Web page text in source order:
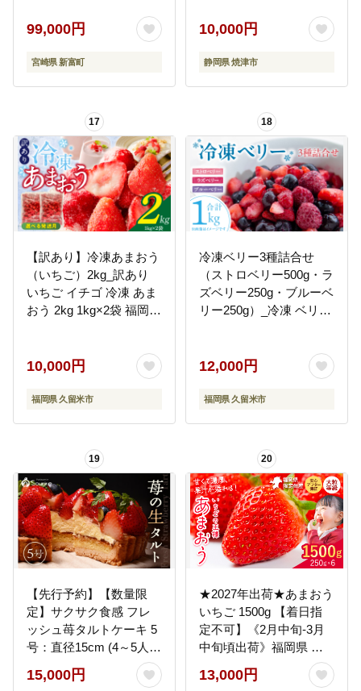
99,000円
宮崎県 新富町
10,000円
静岡県 焼津市
17
【訳あり】冷凍あまおう
（いちご）2kg_訳あり
いちご イチゴ 冷凍 あま
おう 2kg 1kg×2袋 福岡
たえ 大粒 甘み 酸味 バラ
ンス 絶妙 スムージー ジ
ャム ヨーグルト シャー
岡県 久留米市 送料無料
_Fi217
10,000円
福岡県 久留米市
18
冷凍ベリー3種詰合せ
（ストロベリー500g・ラ
ズベリー250g・ブルーベ
リー250g）_冷凍 ベリー
ルーベリー 各250g 新鮮
ジャム お菓子作り おす
すめ 使い方 いろいろ 果
せ お取り寄せグルメ 福
岡県 久留米市 送料無料
_Fx017
12,000円
福岡県 久留米市
19
【先行予約】【数量限
定】サクサク食感 フレ
ッシュ苺タルトケーキ 5
号：直径15cm (4～5人
前) 850g 【2026年12月
発送】 【いちご イチゴ
15,000円
20
★2027年出荷★あまおう
いちご 1500g 【着日指
定不可】《2月中旬-3月
中旬頃出荷》福岡県 イ
チゴ フルーツ 特産品---
kr_ckramar_q2_26_1300
13,000円